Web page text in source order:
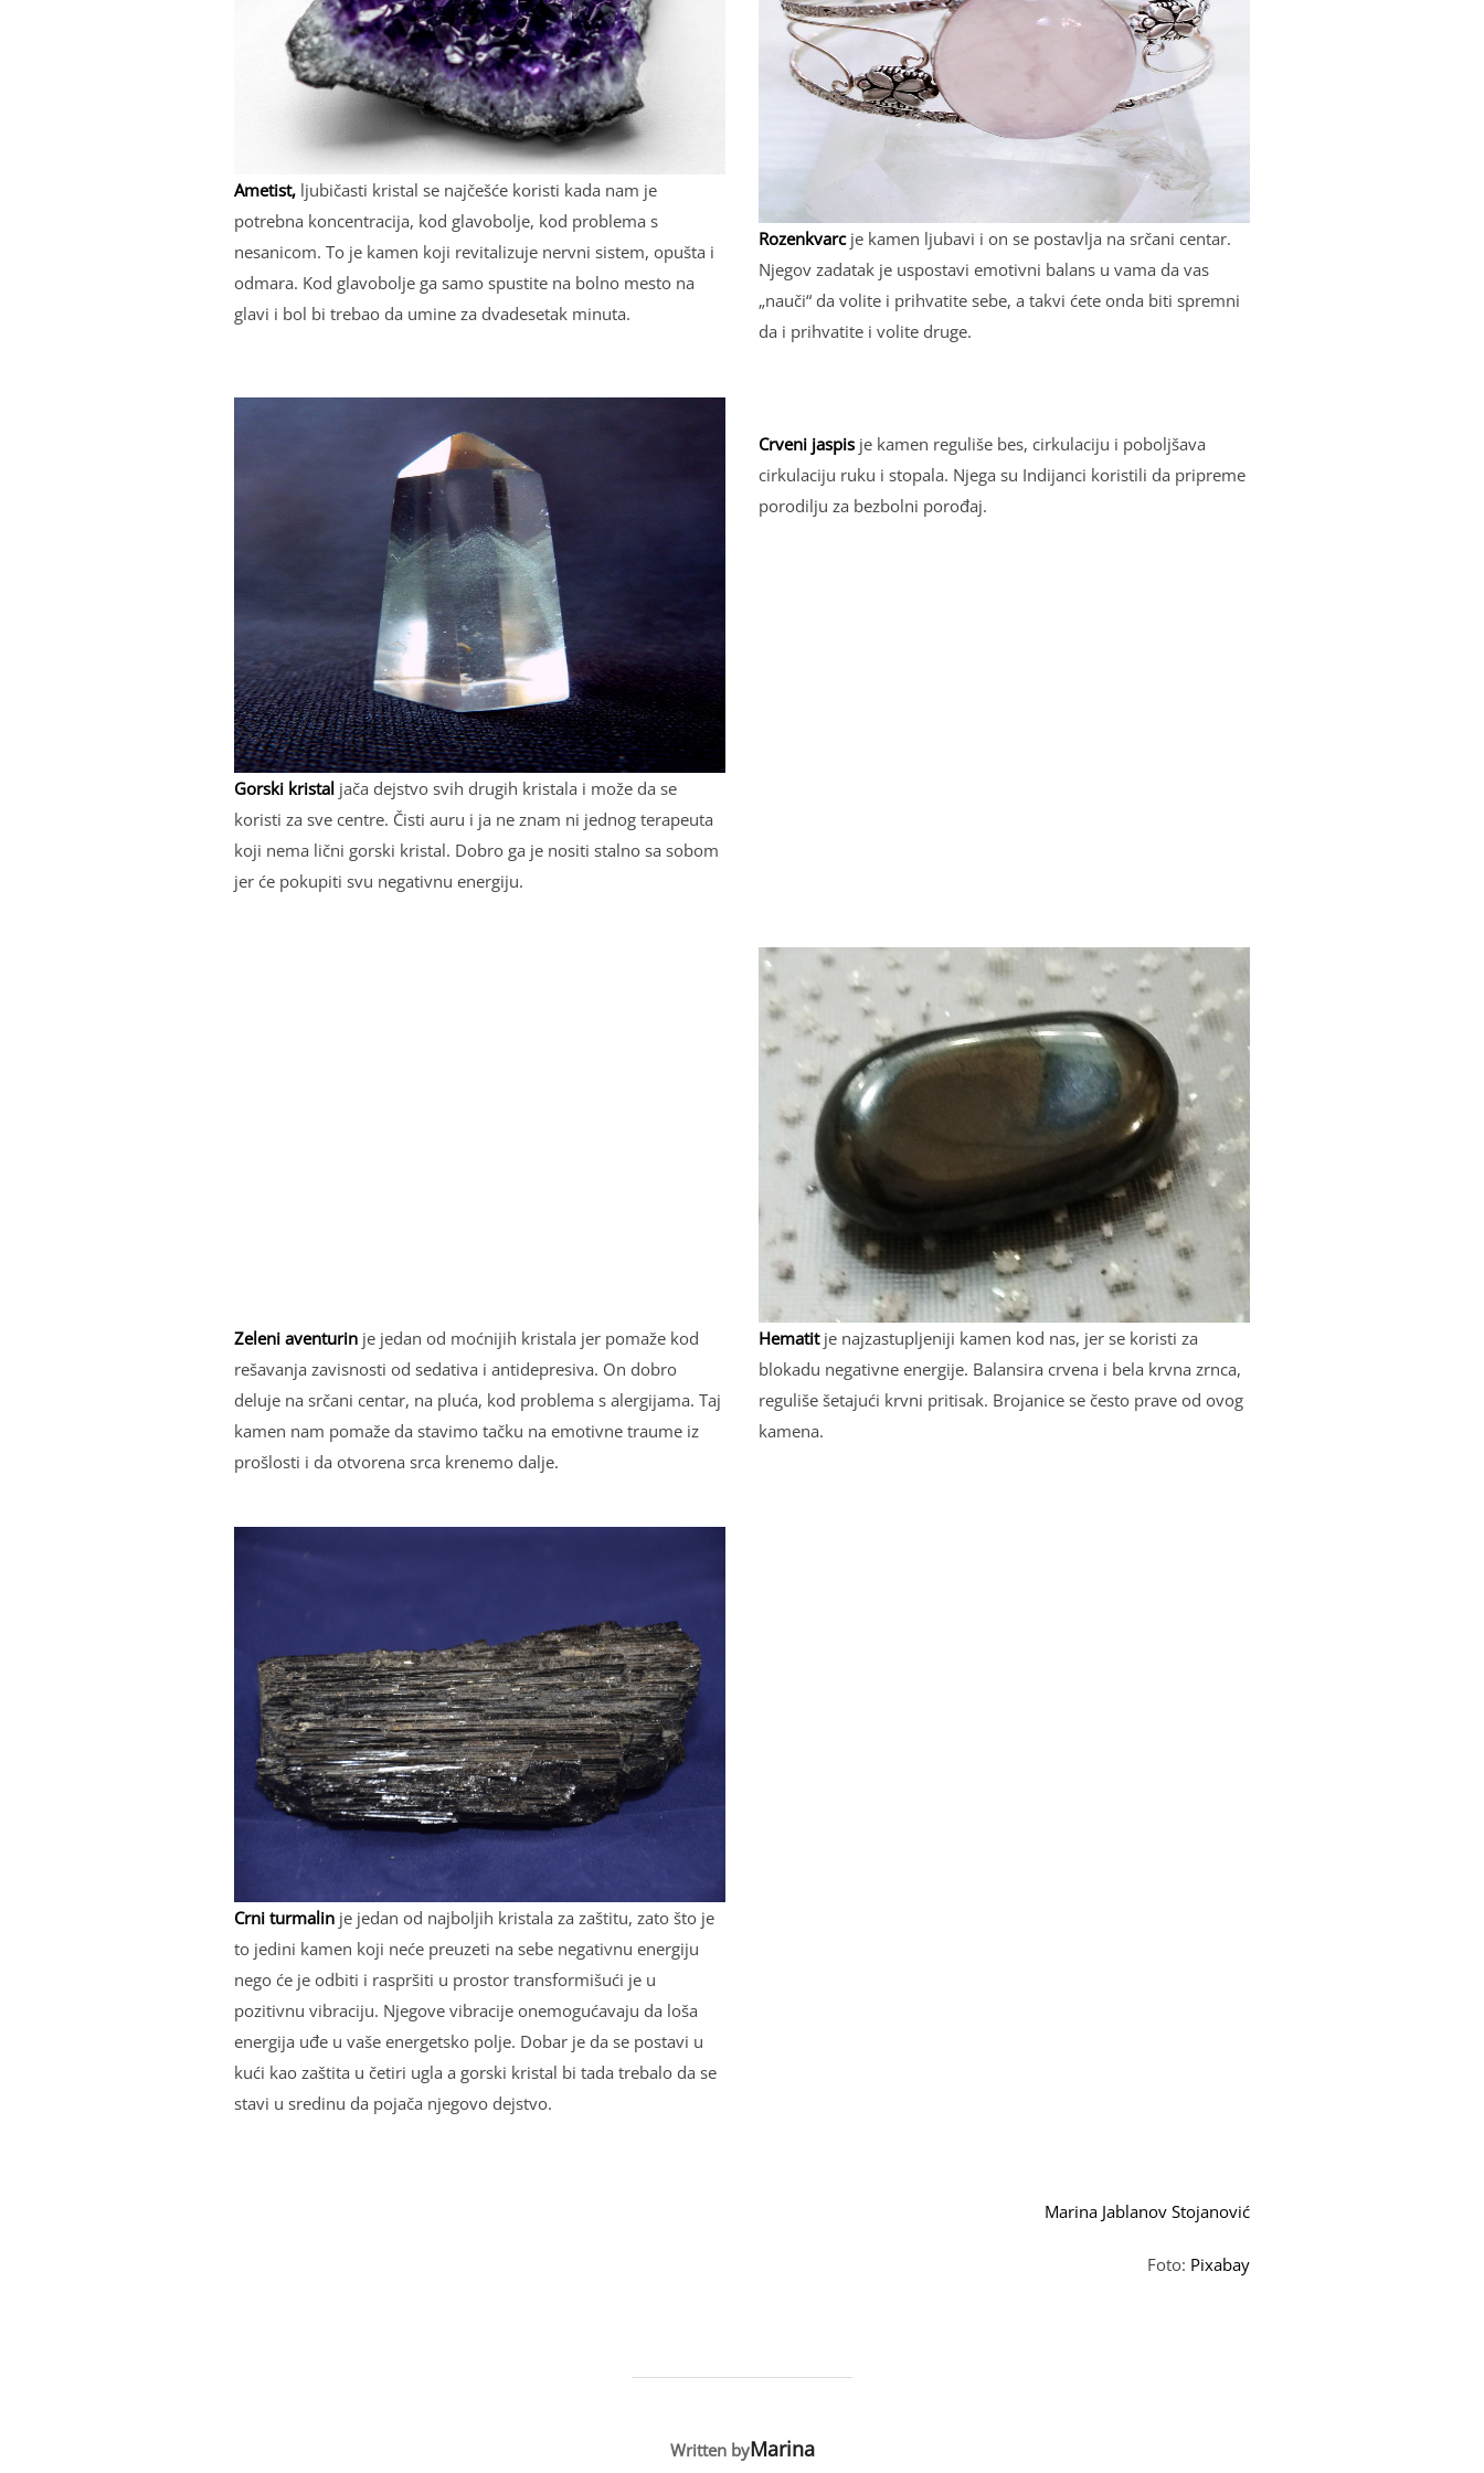
Ametist, lјubičasti kristal se najčešće koristi kada nam je
potrebna koncentracija, kod glavobolјe, kod problema s
nesanicom. To je kamen koji revitalizuje nervni sistem, opušta i
odmara. Kod glavobolјe ga samo spustite na bolno mesto na
glavi i bol bi trebao da umine za dvadesetak minuta.
Rozenkvarcje kamen lјubavi i on se postavlјa na srčani centar.
Nјegov zadatak je uspostavi emotivni balans u vama da vas
„nauči“ da volite i prihvatite sebe, a takvi ćete onda biti spremni
da i prihvatite i volite druge.
Gorski kristal jača dejstvo svih drugih kristala i može da se
koristi za sve centre. Čisti auru i ja ne znam ni jednog terapeuta
koji nema lični gorski kristal. Dobro ga je nositi stalno sa sobom
jer će pokupiti svu negativnu energiju.
Crveni jaspis je kamen reguliše bes, cirkulaciju i pobolјšava
cirkulaciju ruku i stopala. Nјega su Indijanci koristili da pripreme
porodilјu za bezbolni porođaj.
Zeleni aventurin je jedan od moćnijih kristala jer pomaže kod
rešavanja zavisnosti od sedativa i antidepresiva. On dobro
deluje na srčani centar, na pluća, kod problema s alergijama. Taj
kamen nam pomaže da stavimo tačku na emotivne traume iz
prošlosti i da otvorena srca krenemo dalјe.
Hematit je najzastuplјeniji kamen kod nas, jer se koristi za
blokadu negativne energije. Balansira crvena i bela krvna zrnca,
reguliše šetajući krvni pritisak. Brojanice se često prave od ovog
kamena.
Crni turmalin je jedan od najbolјih kristala za zaštitu, zato što je
to jedini kamen koji neće preuzeti na sebe negativnu energiju
nego će je odbiti i raspršiti u prostor transformišući je u
pozitivnu vibraciju. Nјegove vibracije onemogućavaju da loša
energija uđe u vaše energetsko polјe. Dobar je da se postavi u
kući kao zaštita u četiri ugla a gorski kristal bi tada trebalo da se
stavi u sredinu da pojača njegovo dejstvo.
Marina Jablanov Stojanović
Foto: Pixabay
POST AUTHOR
Written byMarina